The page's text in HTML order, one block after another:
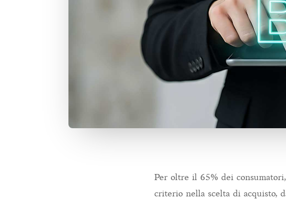
Per oltre il 65% dei
criterio nella scelta di acquisto,